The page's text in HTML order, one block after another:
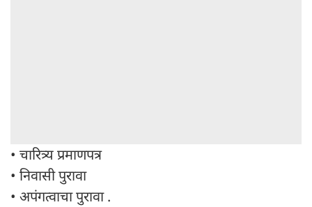
• चारित्र्य प्रमाणपत्र
• निवासी पुरावा
• अपंगत्वाचा पुरावा .